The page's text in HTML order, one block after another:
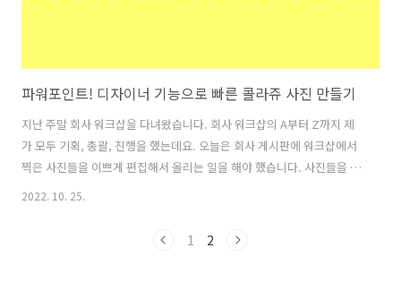
파워포인트! 디자이너 기능으로 빠른 콜라쥬 사진 만들기
지난 주말 회사 워크샵을 다녀왔습니다. 회사 워크샵의 A부터 Z까지 제
가 모두 기획, 총괄, 진행을 했는데요. 오늘은 회사 게시판에 워크샵에서
찍은 사진들을 이쁘게 편집해서 올리는 일을 해야 했습니다. 사진들을 예
쁘게 편집하고 레이아웃에 앉혀야 시각적인 효과가 두드러지잖아요. 손
기능이 생겼는지 모르겠지만, 아래 이미지들처럼 사진들이 콜라쥬 되는
2022. 10. 25.
1 2